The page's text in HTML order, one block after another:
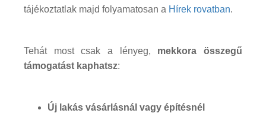
tájékoztatlak majd folyamatosan a Hírek rovatban.
Tehát most csak a lényeg, mekkora összegű
támogatást kaphatsz:
Új lakás vásárlásnál vagy építésnél